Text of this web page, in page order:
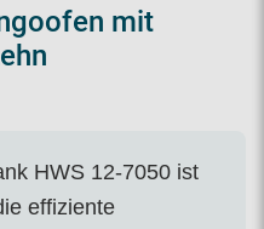
mit
HWS 12-7050 ist
effiziente